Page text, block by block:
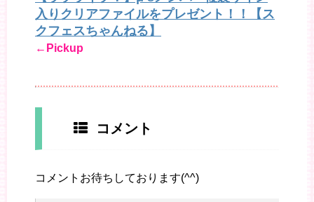
入りクリアファイルをプレゼント！！【ス
クフェスちゃんねる】
←Pickup
コメント
コメントお待ちしております(^^)